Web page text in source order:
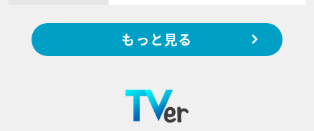
もっと見る